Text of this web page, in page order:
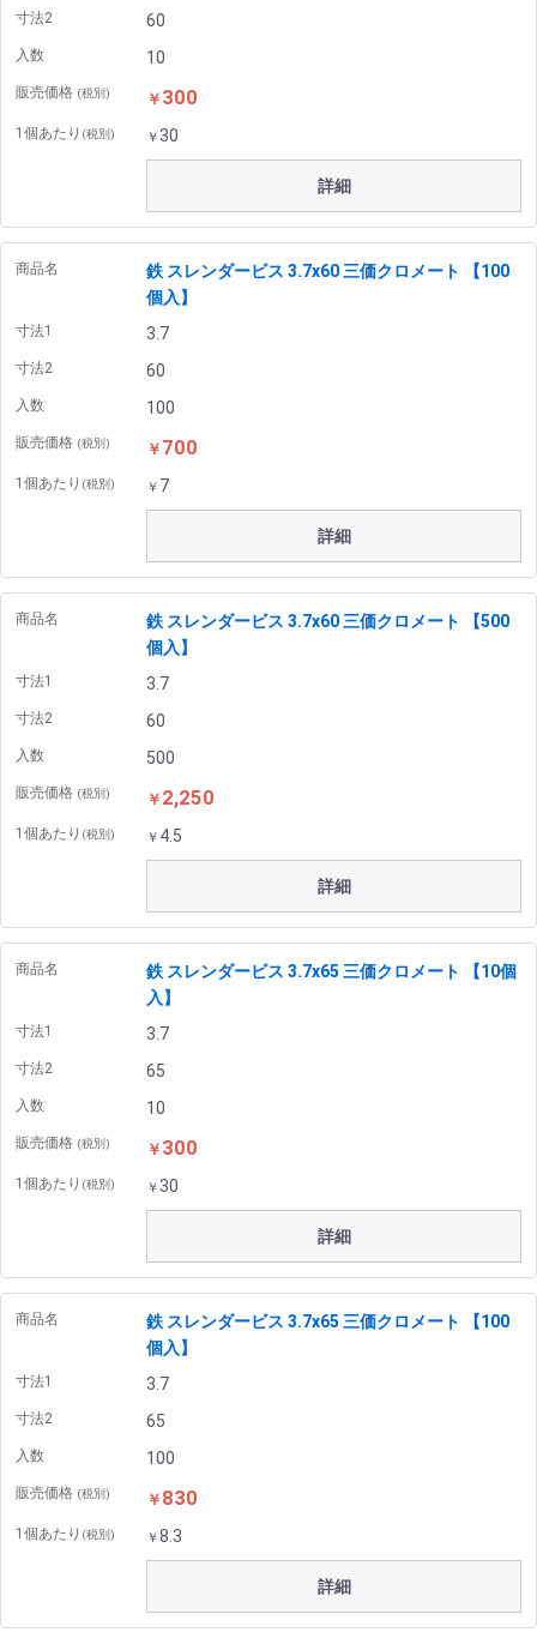
寸法2 60
入数 10
販売価格 (税別) ￥ 300
1個あたり (税別) ￥ 30
詳細
商品名
鉄 スレンダービス 3.7x60 三価クロメート 【100
個入】
寸法1 3.7
寸法2 60
入数 100
販売価格 (税別) ￥ 700
1個あたり (税別) ￥ 7
詳細
商品名
鉄 スレンダービス 3.7x60 三価クロメート 【500
個入】
寸法1 3.7
寸法2 60
入数 500
販売価格 (税別) ￥ 2,250
1個あたり (税別) ￥ 4.5
詳細
商品名
鉄 スレンダービス 3.7x65 三価クロメート 【10個
入】
寸法1 3.7
寸法2 65
入数 10
販売価格 (税別) ￥ 300
1個あたり (税別) ￥ 30
詳細
商品名
鉄 スレンダービス 3.7x65 三価クロメート 【100
個入】
寸法1 3.7
寸法2 65
入数 100
販売価格 (税別) ￥ 830
1個あたり (税別) ￥8.3
詳細